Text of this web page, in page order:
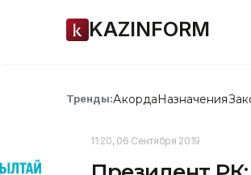
KAZINFORM
Тренды:АкордаНазначения
11:20, 06 Сентября 2019